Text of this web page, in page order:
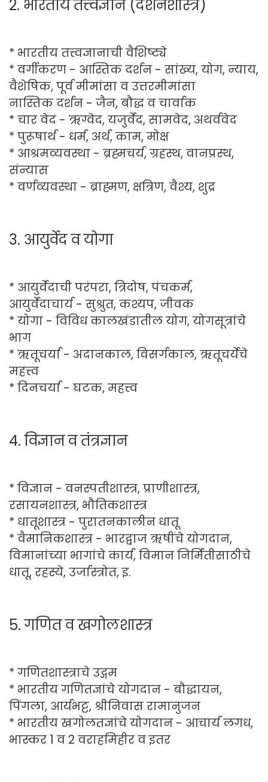
2. भारतीय तत्त्वज्ञान (दर्शनशास्त्र)
* भारतीय तत्त्वज्ञानाची वैशिष्ट्ये
* वर्गीकरण - आस्तिक दर्शन - सांख्य, योग, न्याय,
वैशेषिक, पूर्व मीमांसा व उत्तरमीमांसा
नास्तिक दर्शन - जैन, बौद्ध व चार्वाक
* चार वेद - ऋग्वेद, यजुर्वेद, सामवेद, अथर्ववेद
* पुरूषार्थ - धर्म, अर्थ, काम, मोक्ष
* आश्रमव्यवस्था - ब्रह्मचर्य, ग्रहस्थ, वानप्रस्थ,
संन्यास
* वर्णव्यवस्था - ब्राह्मण, क्षत्रिण, वैश्य, शुद्र
3. आयुर्वेद व योगा
* आयुर्वेदाची परंपरा, त्रिदोष, पंचकर्म,
आयुर्वेदाचार्य - सुश्रुत, कश्यप, जीवक
* योगा - विविध कालखंडातील योग, योगसूत्रांचे
भाग
* ऋतूचर्या - अदानकाल, विसर्गकाल, ऋतूचर्येचे
महत्त्व
* दिनचर्या - घटक, महत्त्व
4. विज्ञान व तंत्रज्ञान
* विज्ञान - वनस्पतीशास्त्र, प्राणीशास्त्र,
रसायनशास्त्र, भौतिकशास्त्र
* धातूशास्त्र - पुरातनकालीन धातू
* वैमानिकशास्त्र - भारद्वाज ऋषींचे योगदान,
विमानांच्या भागांचे कार्य, विमान निर्मितीसाठीचे
धातू, रहस्ये, उर्जास्त्रोत, इ.
5. गणित व खगोलशास्त्र
* गणितशास्त्राचे उद्गम
* भारतीय गणितज्ञांचे योगदान - बौद्धायन,
पिंगला, आर्यभट्ट, श्रीनिवास रामानुजन
* भारतीय खगोलतज्ञांचे योगदान - आचार्य लगध,
भास्कर 1 व 2 वराहमिहीर व इतर